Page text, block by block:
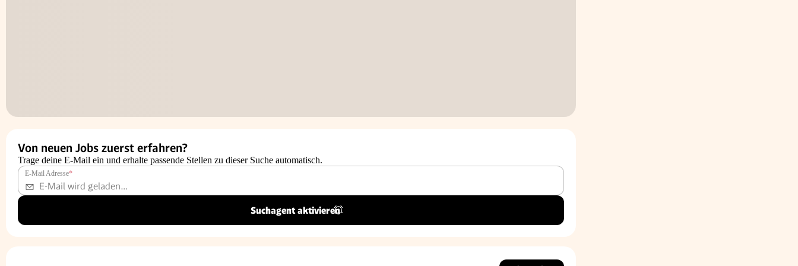
Von neuen Jobs zuerst erfahren?
Trage deine E-Mail ein und erhalte passende Stellen zu dieser Suche automatisch.
E-Mail Adresse*
Suchagent aktivieren